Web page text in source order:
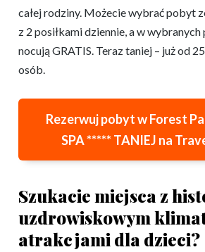
całej rodziny. Możecie wybrać pobyt
z 2 posiłkami dziennie, a w
nocują GRATIS. Teraz taniej – już od
osób.
Rezerwuj pobyt w Forest
SPA ***** TANIEJ na
Szukacie miejsca z
uzdrowiskowym
atrakcjami dla dzieci?